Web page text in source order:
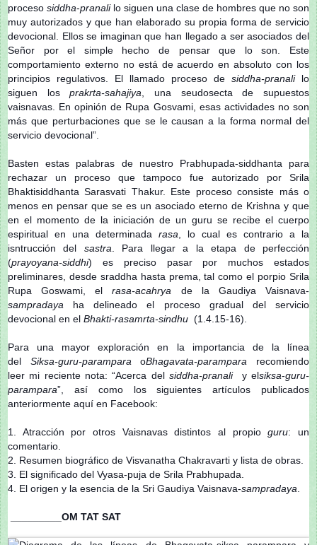
proceso siddha-pranalilo siguen una clase de hombres que no son
muy autorizados y que han elaborado su propia forma de servicio
devocional. Ellos se imaginan que han llegado a ser asociados del
Señor por el simple hecho de pensar que lo son. Este
comportamiento externo no está de acuerdo en absoluto con los
principios regulativos. El llamado proceso de siddha-pranalilo
siguen losprakrta-sahajiya , una seudosecta de supuestos
vaisnavas. En opinión de Rupa Gosvami, esas actividades no son
más que perturbaciones que se le causan a la forma normal del
servicio devocional”.
Basten estas palabras de nuestro Prabhupada-siddhanta para
rechazar un proceso que tampoco fue autorizado por Srila
Bhaktisiddhanta Sarasvati Thakur. Este proceso consiste más o
menos en pensar que se es un asociado eterno de Krishna y que
en el momento de la iniciación de un guru se recibe el cuerpo
espiritual en una determinada rasa , lo cual es contrario a la
isntrucción del sastra . Para llegar a la etapa de perfección
(prayoyana-siddhi) es preciso pasar por muchos estados
preliminares, desde sraddha hasta prema, tal como el porpio Srila
Rupa Goswami, elrasa-acahrya de la Gaudiya Vaisnava-
sampradaya ha delineado el proceso gradual del servicio
devocional en el Bhakti-rasamrta-sindhu (1.4.15-16).
Para una mayor exploración en la importancia de la línea
del Siksa-guru-parampara oBhagavata-parampara recomiendo
leer mi reciente nota: “Acerca del siddha-pranaliy elsiksa-guru-
parampara”, así como los siguientes artículos publicados
anteriormente aquí en Facebook:
1. Atracción por otros Vaisnavas distintos al propioguru: un
comentario.
2. Resumen biográfico de Visvanatha Chakravarti y lista de obras.
3. El significado del Vyasa-puja de Srila Prabhupada.
4. El origen y la esencia de la Sri Gaudiya Vaisnava-sampradaya
_________OM TAT SAT